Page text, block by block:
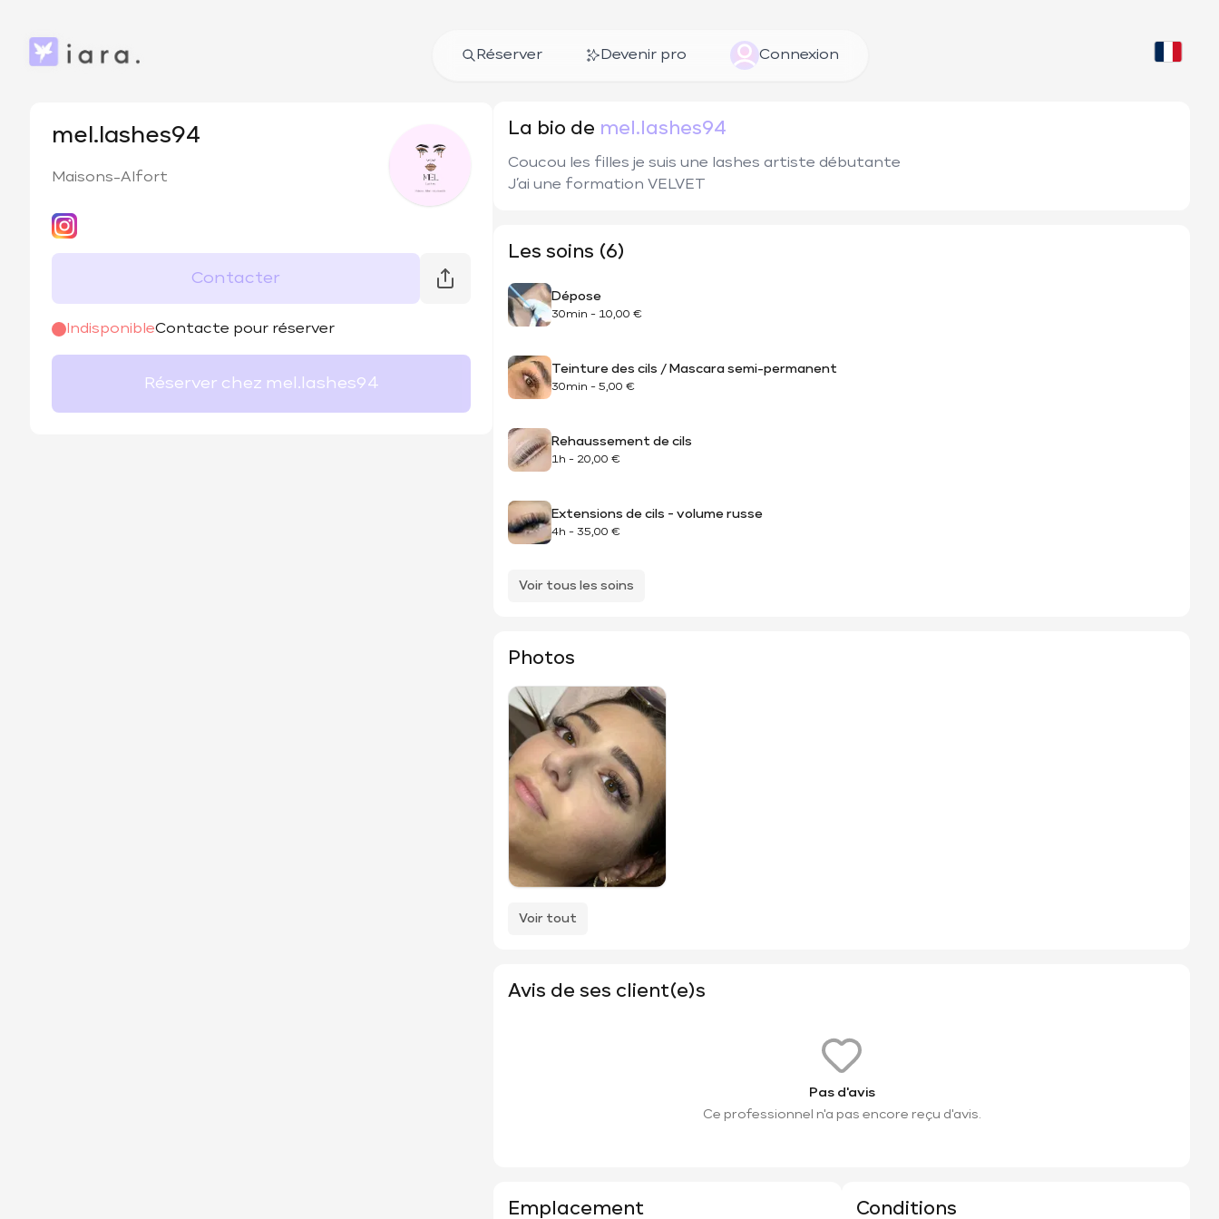
Réserver Devenir pro Connexion
mel.lashes94
Maisons-Alfort
Contacter
IndisponibleContacte pour réserver
Réserver chez mel.lashes94
La bio de mel.lashes94
Coucou les filles je suis une lashes artiste débutante
J’ai une formation VELVET
Les soins (6)
Dépose
30min - 10,00 €
Teinture des cils / Mascara semi-permanent
30min - 5,00 €
Rehaussement de cils
1h - 20,00 €
Extensions de cils - volume russe
4h - 35,00 €
Voir tous les soins
Photos
Voir tout
Avis de ses client(e)s
Pas d'avis
Ce professionnel n'a pas encore reçu d'avis.
Emplacement Conditions